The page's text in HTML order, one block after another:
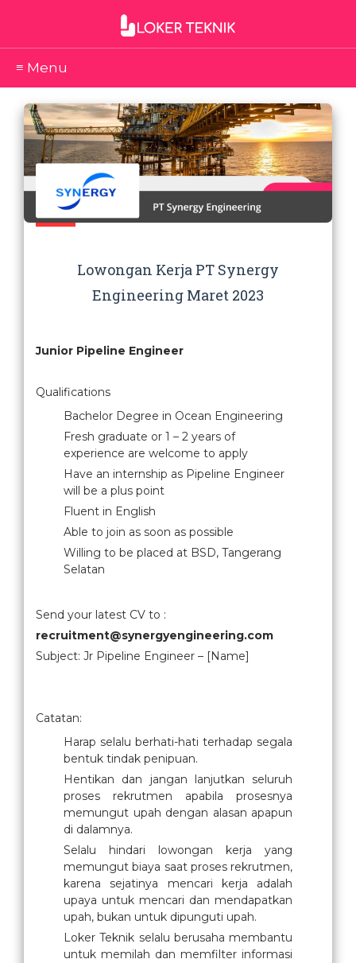
≡ Menu
Lowongan Kerja PT Synergy
Engineering Maret 2023
Junior Pipeline Engineer
Qualifications
Bachelor Degree in Ocean Engineering
Fresh graduate or 1 – 2 years of
experience are welcome to apply
Have an internship as Pipeline Engineer
will be a plus point
Fluent in English
Able to join as soon as possible
Willing to be placed at BSD, Tangerang
Selatan
Send your latest CV to :
recruitment@synergyengineering.com
Subject: Jr Pipeline Engineer – [Name]
Catatan:
Harap selalu berhati-hati terhadap segala
bentuk tindak penipuan.
Hentikan dan jangan lanjutkan seluruh
proses rekrutmen apabila prosesnya
memungut upah dengan alasan apapun
di dalamnya.
Selalu hindari lowongan kerja yang
memungut biaya saat proses rekrutmen,
karena sejatinya mencari kerja adalah
upaya untuk mencari dan mendapatkan
upah, bukan untuk dipunguti upah.
Loker Teknik selalu berusaha membantu
untuk memilah dan memfilter informasi